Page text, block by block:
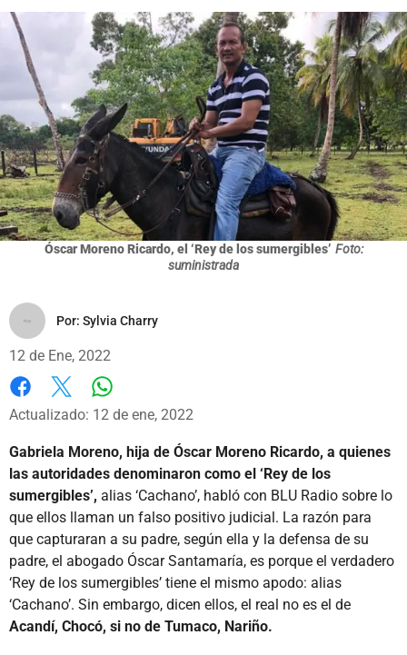
Óscar Moreno Ricardo, el ‘Rey de los sumergibles’ Foto:
suministrada
Por: Sylvia Charry
12 de Ene, 2022
Facebook
X
Actualizado: 12 de ene, 2022
Gabriela Moreno, hija de Óscar Moreno Ricardo, a quienes
las autoridades denominaron como el ‘Rey de los
sumergibles’, alias ‘Cachano’, habló con BLU Radio sobre lo
que ellos llaman un falso positivo judicial. La razón para
que capturaran a su padre, según ella y la defensa de su
padre, el abogado Óscar Santamaría, es porque el verdadero
‘Rey de los sumergibles’ tiene el mismo apodo: alias
‘Cachano’. Sin embargo, dicen ellos, el real no es el de
Acandí, Chocó, si no de Tumaco, Nariño.